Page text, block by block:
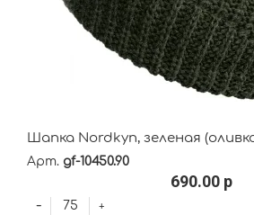
Шапка Nordkyn, зеленая
Арт. gf-10450.90
690.00 р
+
-